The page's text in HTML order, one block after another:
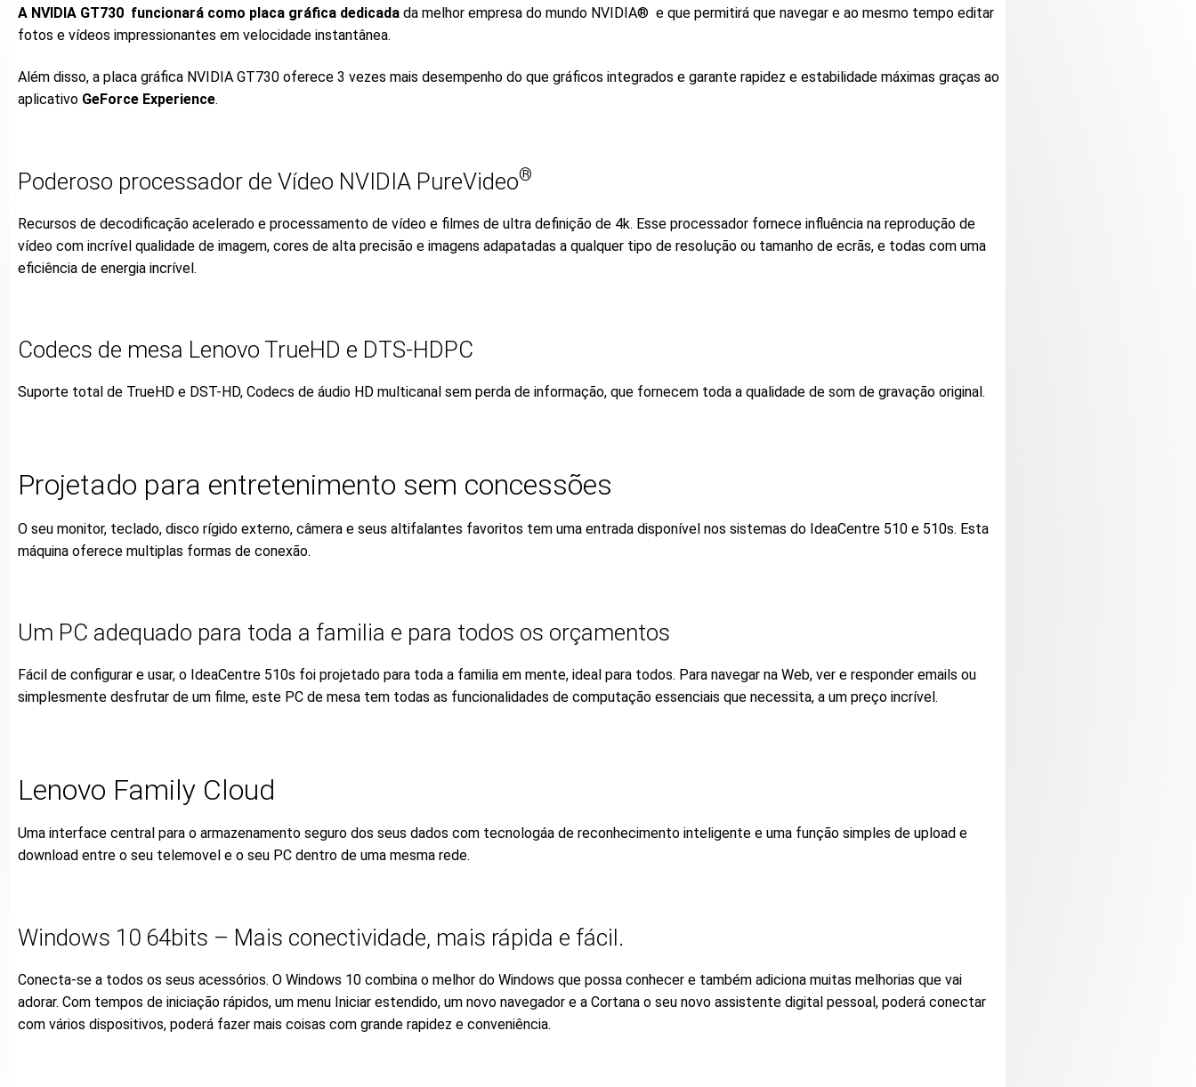
A NVIDIA GT730 funcionará como placa gráfica dedicada da melhor empresa do mundo NVIDIA® e que permitirá que navegar e ao mesmo tempo editar
fotos e vídeos impressionantes em velocidade instantânea.
Além disso, a placa gráfica NVIDIA GT730 oferece 3 vezes mais desempenho do que gráficos integrados e garante rapidez e estabilidade máximas graças ao
aplicativo GeForce Experience.
Poderoso processador de Vídeo NVIDIA PureVideo®
Recursos de decodificação acelerado e processamento de vídeo e filmes de ultra definição de 4k. Esse processador fornece influência na reprodução de
vídeo com incrível qualidade de imagem, cores de alta precisão e imagens adapatadas a qualquer tipo de resolução ou tamanho de ecrãs, e todas com uma
eficiência de energia incrível.
Codecs de mesa Lenovo TrueHD e DTS-HDPC
Suporte total de TrueHD e DST-HD, Codecs de áudio HD multicanal sem perda de informação, que fornecem toda a qualidade de som de gravação original.
Projetado para entretenimento sem concessões
O seu monitor, teclado, disco rígido externo, câmera e seus altifalantes favoritos tem uma entrada disponível nos sistemas do IdeaCentre 510 e 510s. Esta
máquina oferece multiplas formas de conexão.
Um PC adequado para toda a familia e para todos os orçamentos
Fácil de configurar e usar, o IdeaCentre 510s foi projetado para toda a familia em mente, ideal para todos. Para navegar na Web, ver e responder emails ou
simplesmente desfrutar de um filme, este PC de mesa tem todas as funcionalidades de computação essenciais que necessita, a um preço incrível.
Lenovo Family Cloud
Uma interface central para o armazenamento seguro dos seus dados com tecnologáa de reconhecimento inteligente e uma função simples de upload e
download entre o seu telemovel e o seu PC dentro de uma mesma rede.
Windows 10 64bits – Mais conectividade, mais rápida e fácil.
Conecta-se a todos os seus acessórios. O Windows 10 combina o melhor do Windows que possa conhecer e também adiciona muitas melhorias que vai
adorar. Com tempos de iniciação rápidos, um menu Iniciar estendido, um novo navegador e a Cortana o seu novo assistente digital pessoal, poderá conectar
com vários dispositivos, poderá fazer mais coisas com grande rapidez e conveniência.